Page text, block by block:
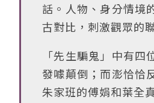
話。人物、身分情境
古對比，刺激觀眾的
「先生騙鬼」中有
發噱顛倒；而澎恰恰
朱家班的傅娟和葉全